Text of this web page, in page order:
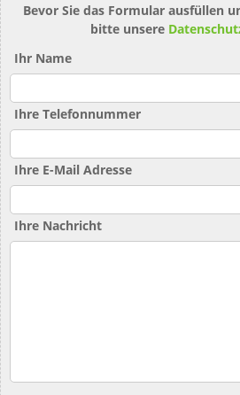
Bevor Sie das Formular ausfüllen
bitte unsere
Ihr Name
Ihre Telefonnummer
Ihre E-Mail Adresse
Ihre Nachricht